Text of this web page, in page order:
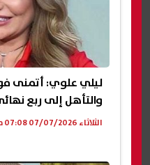
ليلي علوي: أتمنى
والتأهل إلى ربع
الثلاثاء 07/07/2026 07:08 م